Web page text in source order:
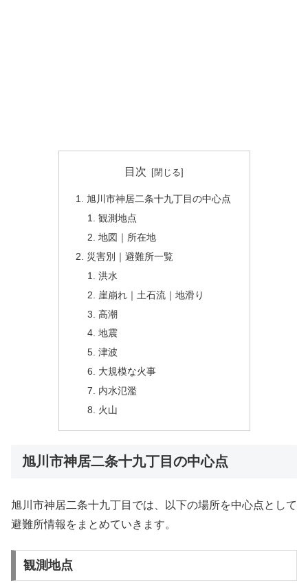
目次
旭川市神居二条十九丁目の中心点
観測地点
地図｜所在地
災害別｜避難所一覧
洪水
崖崩れ｜土石流｜地滑り
高潮
地震
津波
大規模な火事
内水氾濫
火山
旭川市神居二条十九丁目の中心点
旭川市神居二条十九丁目では、以下の場所を中心点として
避難所情報をまとめていきます。
観測地点